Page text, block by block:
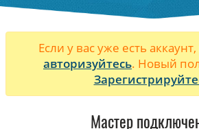
Если у вас уже есть
авторизуйтесь. Новый
Мастер